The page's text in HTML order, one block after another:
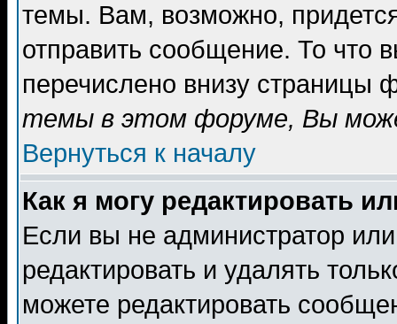
темы. Вам, возможно,
отправить сообщение. То что
перечислено внизу страницы
темы в этом форуме, Вы
Вернуться к началу
Как я могу редактировать
Если вы не администратор
редактировать и удалять
можете редактировать